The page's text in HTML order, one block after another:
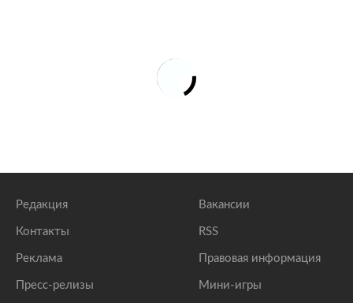
Редакция
Контакты
Реклама
Пресс-релизы
Вакансии
RSS
Правовая информация
Мини-игры